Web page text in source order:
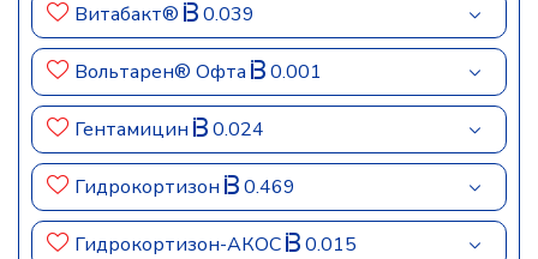
Витабакт® 0.039
Вольтарен® Офта 0.001
Гентамицин 0.024
Гидрокортизон 0.469
Гидрокортизон-АКОС 0.015